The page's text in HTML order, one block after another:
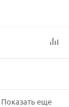
Показать еще